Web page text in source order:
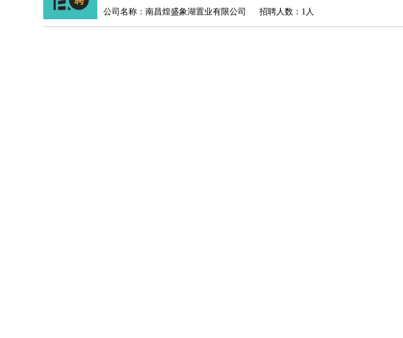
公司名称：南昌煌盛象湖置业有限公司
招聘人数：1人